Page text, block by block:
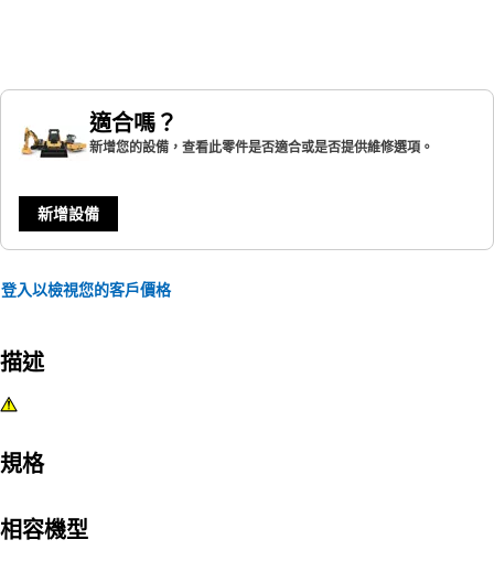
適合嗎？
新增您的設備，查看此零件是否適合或是否提供維修選項。
新增設備
登入以檢視您的客戶價格
描述
規格
相容機型